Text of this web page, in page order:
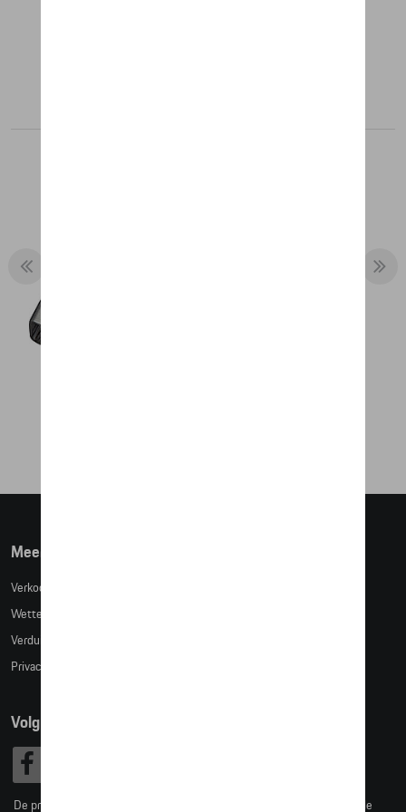
Meer info
Verkoopsvoorwaarden
Wettelijke bepalingen
Verduidelijking kledingmaten
Privacybeleid
Volg Ons
De prijzen op deze site zijn adviesprijzen (incl. btw), exclusief eventuele